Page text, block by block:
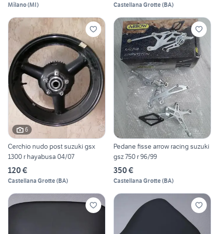
Milano(MI) Castellana Grotte(BA)
6
Cerchio nudo post suzuki gsx
1300 r hayabusa 04/07
120 €
Castellana Grotte(BA)
Pedane fisse arrow racing suzuki
gsz 750 r 96/99
350 €
Castellana Grotte(BA)